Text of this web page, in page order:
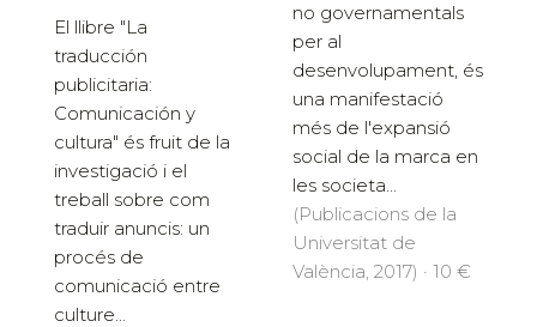
El llibre "La
traducción
publicitaria:
Comunicación y
cultura" és fruit de la
investigació i el
treball sobre com
traduir anuncis: un
procés de
comunicació entre
culture...
no governamentals
per al
desenvolupament, és
una manifestació
més de l'expansió
social de la marca en
les societa...
(Publicacions de la
Universitat de
València, 2017) · 10 €